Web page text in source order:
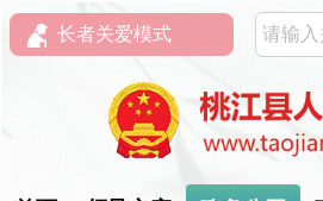
长者关爱模式